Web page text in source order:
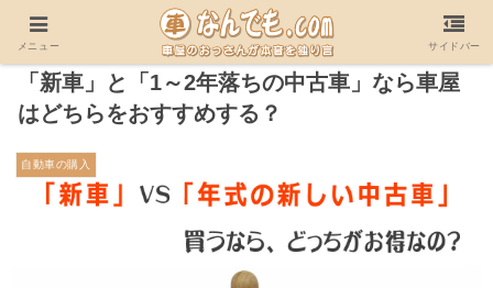
ホーム 自動車の売買･トラブル・他 自動車の購入
「新車」と「1～2年落ちの中古車」なら車屋
はどちらをおすすめする？
自動車の購入
メニュー サイドバー